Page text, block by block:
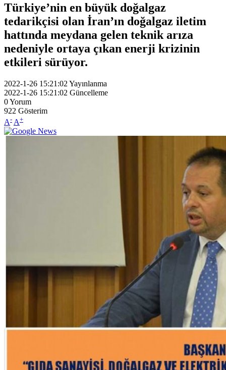
Türkiye’nin en büyük doğalgaz
tedarikçisi olan İran’ın doğalgaz iletim
hattında meydana gelen teknik arıza
nedeniyle ortaya çıkan enerji krizinin
etkileri sürüyor.
2022-1-26 15:21:02 Yayınlanma
2022-1-26 15:21:02 Güncelleme
0Yorum
922 Gösterim
A- A+